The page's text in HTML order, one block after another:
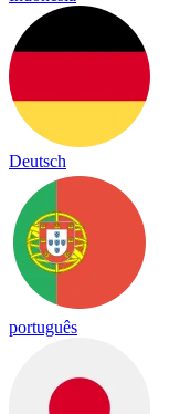
Deutsch
português